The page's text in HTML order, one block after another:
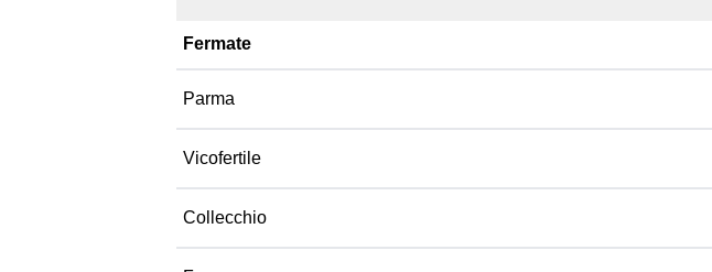
Fermate
Parma
Vicofertile
Collecchio